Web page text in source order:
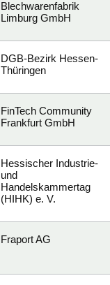
Blechwarenfabrik
Limburg GmbH
DGB-Bezirk Hessen-
Thüringen
FinTech Community
Frankfurt GmbH
Hessischer Industrie-
und
Handelskammertag
(HIHK) e. V.
Fraport AG